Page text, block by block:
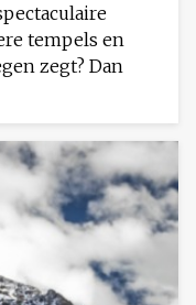
tempels en
zegt? Dan